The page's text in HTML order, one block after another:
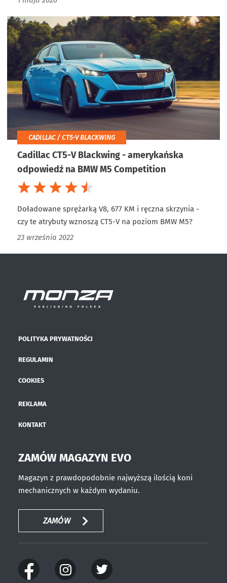
CADILLAC / CT5-V BLACKWING
Cadillac CT5-V Blackwing - amerykańska
odpowiedź na BMW M5 Competition
Doładowane sprężarką V8, 677 KM i ręczna skrzynia -
czy te atrybuty wznoszą CT5-V na poziom BMW M5?
23 września 2022
POLITYKA PRYWATNOŚCI
REGULAMIN
COOKIES
REKLAMA
KONTAKT
ZAMÓW MAGAZYN EVO
Magazyn z prawdopodobnie najwyższą ilością koni
mechanicznych w każdym wydaniu.
ZAMÓW